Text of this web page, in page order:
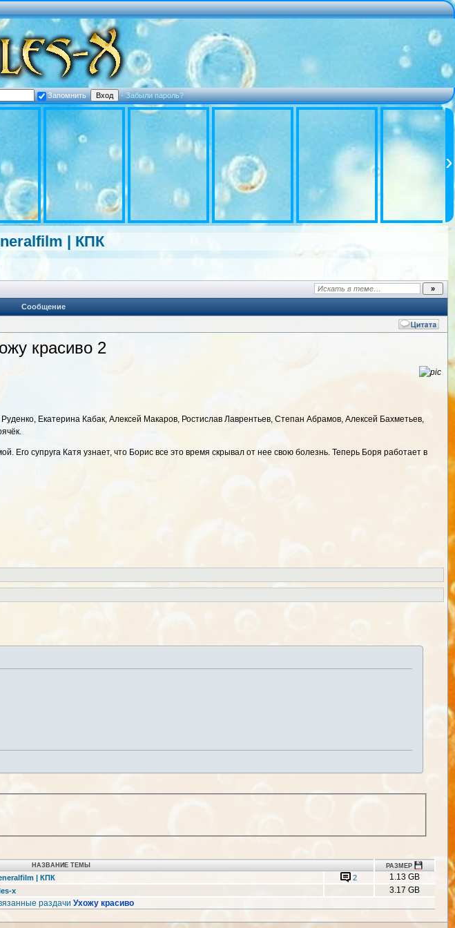
Запомнить ·Забыли пароль?
| КПК
Сообщение
красиво 2
Екатерина Кабак, Алексей Макаров, Ростислав Лаврентьев, Степан Абрамов, Алексей Бахметьев,
Его супруга Катя узнает, что Борис все это время скрывал от нее свою болезнь. Теперь Боря работает в
НАЗВАНИЕ ТЕМЫ РАЗМЕР
| КПК 2
1.13 GB
x
3.17 GB
раздачиУхожу красиво